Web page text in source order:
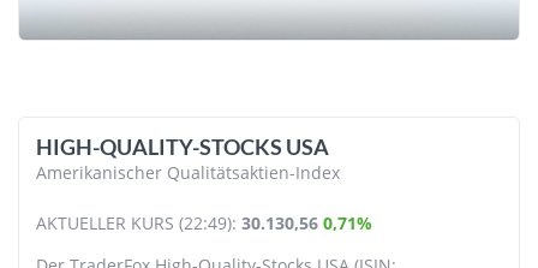
HIGH-QUALITY-STOCKS USA
Amerikanischer Qualitätsaktien-Index
AKTUELLER KURS (22:49): 30.130,56 0,71%